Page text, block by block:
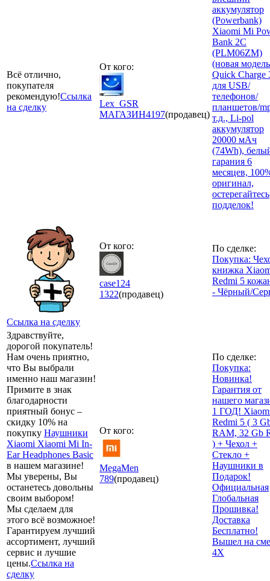
Всё отлично,
покупателя
рекомендую!Ссылка
на сделку
От кого:
Lex_GSR
МАГАЗИН4197(продавец)
аккумулятор
(Powerbank)
Xiaomi Mi
Bank 2C
(PLM06ZM)
(новая
Quick Charge
для USB/
телефонов/
планшетов/
т.д., Li-pol
аккумулятор
20000 мАч
(74Wh),
гарания 6
месяцев,
оригинал,
остерегайтесь
подделок!
Ссылка на сделку
От кого:
case124
1322(продавец)
По сделке:
Покупка:
книжка
Redmi 5
- Чёрный/
Здравствуйте,
дорогой покупатель!
Нам очень приятно,
что Вы выбрали
именно наш магазин!
Примите в знак
благодарности
приятный бонус –
скидку 10% на
покупку Наушники
Xiaomi Xiaomi Mi In-
Ear Headphones Basic
в нашем магазине!
Мы уверены, Вы
останетесь довольны
своим выбором!
Мы сделаем для
этого всё возможное!
Гарантируем лучший
ассортимент, лучший
сервис и лучшие
цены.Ссылка на
сделку
От кого:
MegaMen
789(продавец)
По сделке:
Покупка:
Hoвинка!
Гарантия от
нашего
1 ГОД!
Redmi 5 ( 3
RAM, 32 Gb
) + Чехол +
Стекло +
Наушники в
Подарок!
Официальная
Глобальная
Прошивка!
Доставка
Бесплатно!
Вышел на
4X